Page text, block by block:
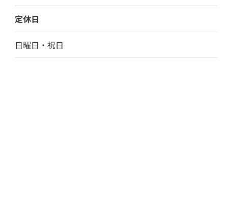
定休日
日曜日・祝日